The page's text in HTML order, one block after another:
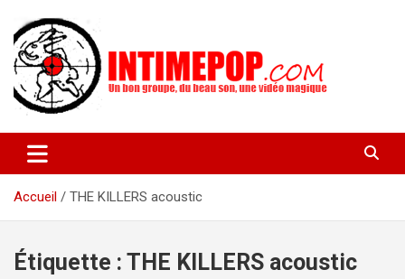
contenu
intimepop.com
actuelles pop rock, post-rock, indé sur Lyon. rock pop concert
lyon
Accueil
THE KILLERS acoustic
Étiquette : THE KILLERS acoustic